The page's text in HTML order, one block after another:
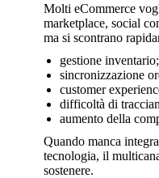
Molti eCommerce
marketplace, social
ma si scontrano
gestione inventario;
sincronizzazione
customer
difficoltà di
aumento della
Quando manca
tecnologia, il
sostenere.